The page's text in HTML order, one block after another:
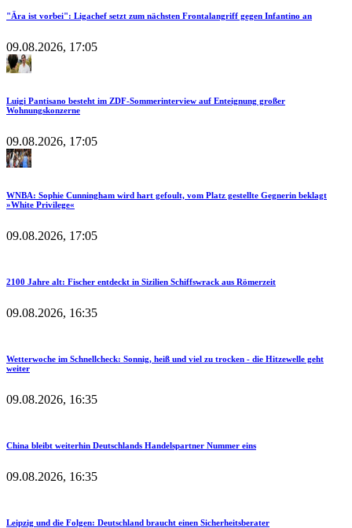
"Ära ist vorbei": Ligachef setzt zum nächsten Frontalangriff gegen Infantino an
09.08.2026, 17:05
Luigi Pantisano besteht im ZDF-Sommerinterview auf Enteignung großer
Wohnungskonzerne
09.08.2026, 17:05
WNBA: Sophie Cunningham wird hart gefoult, vom Platz gestellte Gegnerin beklagt
»White Privilege«
09.08.2026, 17:05
2100 Jahre alt: Fischer entdeckt in Sizilien Schiffswrack aus Römerzeit
09.08.2026, 16:35
Wetterwoche im Schnellcheck: Sonnig, heiß und viel zu trocken - die Hitzewelle geht
weiter
09.08.2026, 16:35
China bleibt weiterhin Deutschlands Handelspartner Nummer eins
09.08.2026, 16:35
Leipzig und die Folgen: Deutschland braucht einen Sicherheitsberater